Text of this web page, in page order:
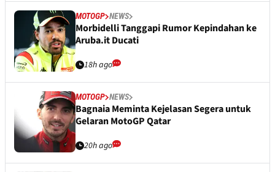
MOTOGP NEWS
Morbidelli Tanggapi Rumor Kepindahan ke
Aruba.it Ducati
18h ago
MOTOGP NEWS
Bagnaia Meminta Kejelasan Segera untuk
Gelaran MotoGP Qatar
20h ago